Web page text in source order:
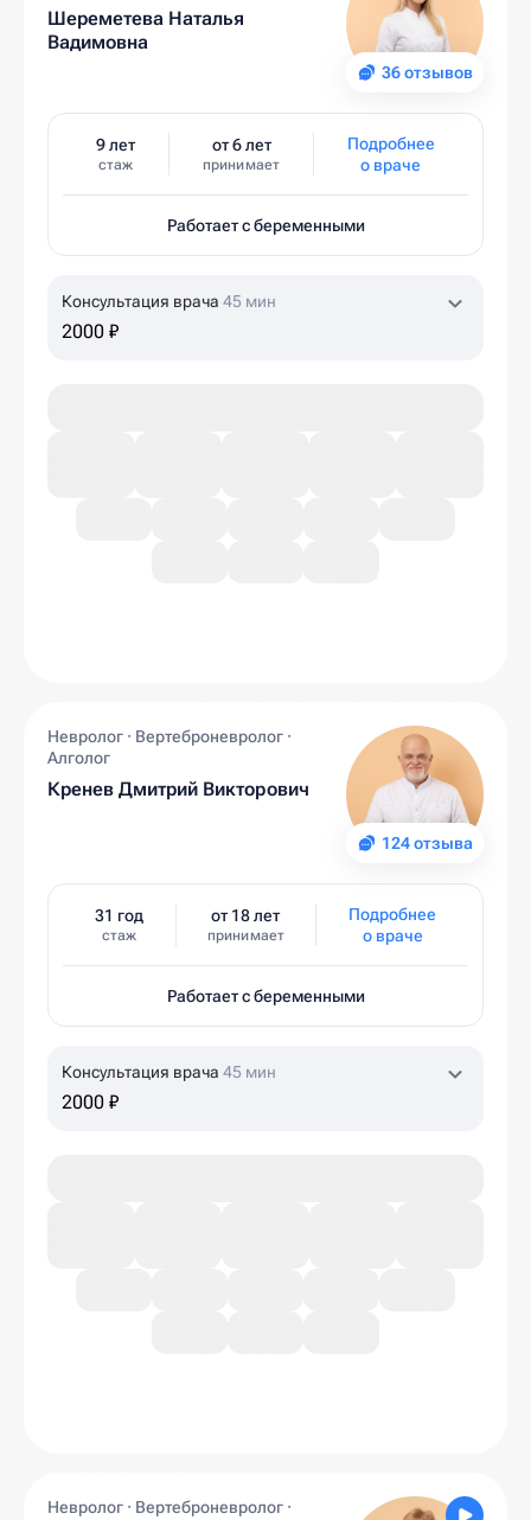
36 отзывов
Шереметева Наталья
Вадимовна
9 лет
стаж
от 6 лет
принимает
Подробнее
о враче
Работает с беременными
Консультация врача 45 мин
2000 ₽
124 отзыва
Невролог · Вертеброневролог ·
Алголог
Кренев Дмитрий Викторович
31 год
стаж
от 18 лет
принимает
Подробнее
о враче
Работает с беременными
Консультация врача 45 мин
2000 ₽
Невролог · Вертеброневролог ·